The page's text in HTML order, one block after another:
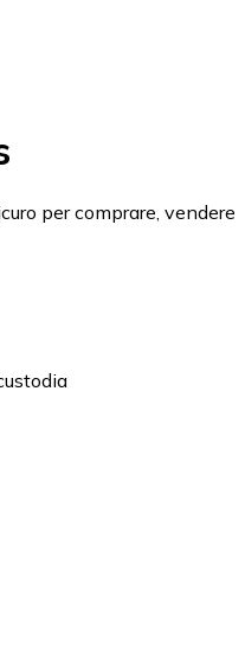
per comprare, vendere